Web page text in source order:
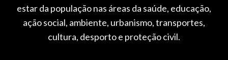
estar da população nas áreas da saúde, educação,
ação social, ambiente, urbanismo, transportes,
cultura, desporto e proteção civil.